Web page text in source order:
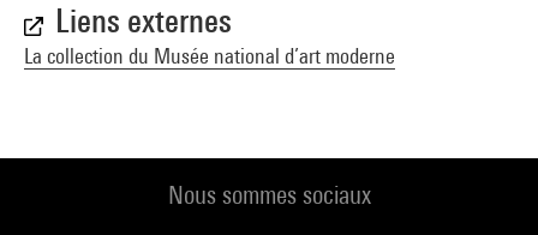
Liens externes
La collection du Musée national d’art moderne
Nous sommes sociaux